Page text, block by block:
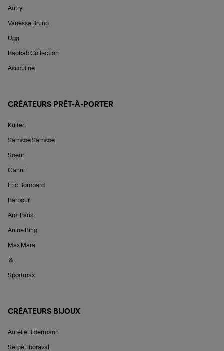
Autry
Vanessa Bruno
Ugg
Baobab Collection
Assouline
CRÉATEURS PRÊT-À-PORTER
Kujten
Samsoe Samsoe
Soeur
Ganni
Éric Bompard
Barbour
Ami Paris
Anine Bing
Max Mara
&
Sportmax
CRÉATEURS BIJOUX
Aurélie Bidermann
Serge Thoraval